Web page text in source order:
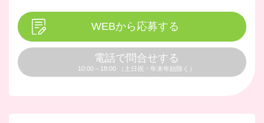
WEBから応募する
電話で問合せする
10:00～18:00 （土日祝・年末年始除く）